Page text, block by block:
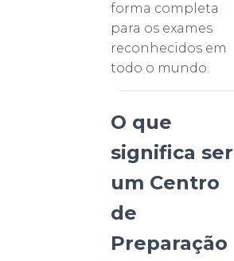
forma completa
para os exames
reconhecidos em
todo o mundo.
O que
significa ser
um Centro
de
Preparação